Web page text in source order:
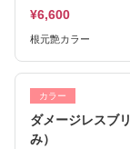
¥6,600
根元艶カラー
カラー
ダメージレスブ
み）